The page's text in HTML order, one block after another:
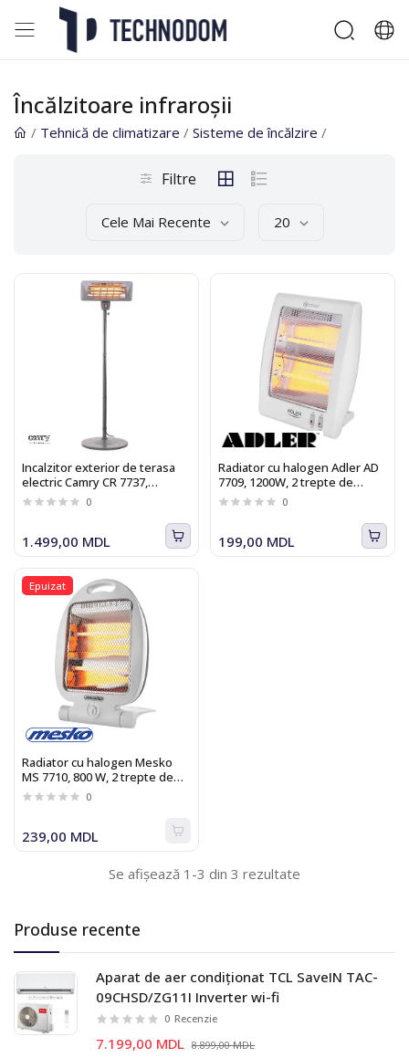
Produse recente
Aparat de aer condiționat TCL SaveIN TAC-
09CHSD/ZG11I Inverter wi-fi
0 Recenzie
7.199,00 MDL 8.899,00 MDL
Încălzitoare infraroșii
/ Tehnică de climatizare / Sisteme de încălzire /
Filtre
Cele Mai Recente 20
Incalzitor exterior de terasa
electric Camry CR 7737,
Inaltime ajustabila, 2000 W,
IP24, pina 14м2
0
1.499,00 MDL
Radiator cu halogen Adler AD
7709, 1200W, 2 trepte de
putere
0
199,00 MDL
Epuizat
Radiator cu halogen Mesko
MS 7710, 800 W, 2 trepte de
putere
0
239,00 MDL
Se afișează 1-3 din 3 rezultate